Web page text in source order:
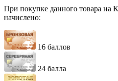
При покупке данного товара на
начислено:
16 баллов
24 балла